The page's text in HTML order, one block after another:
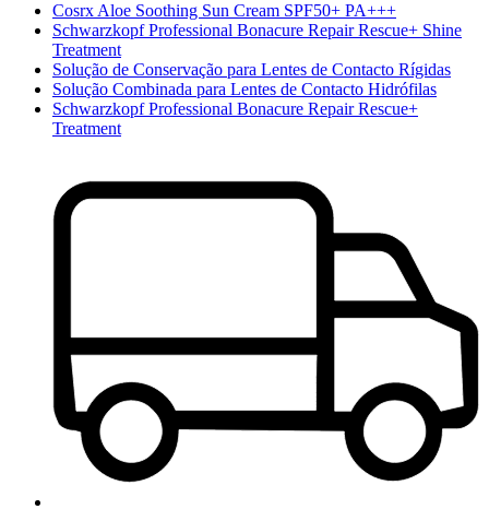
Cosrx Aloe Soothing Sun Cream SPF50+ PA+++
Schwarzkopf Professional Bonacure Repair Rescue+ Shine
Treatment
Solução de Conservação para Lentes de Contacto Rígidas
Solução Combinada para Lentes de Contacto Hidrófilas
Schwarzkopf Professional Bonacure Repair Rescue+
Treatment